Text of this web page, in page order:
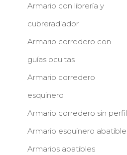
Armario con librería y
cubreradiador
Armario corredero con
guías ocultas
Armario corredero
esquinero
Armario corredero sin perfil
Armario esquinero abatible
Armarios abatibles